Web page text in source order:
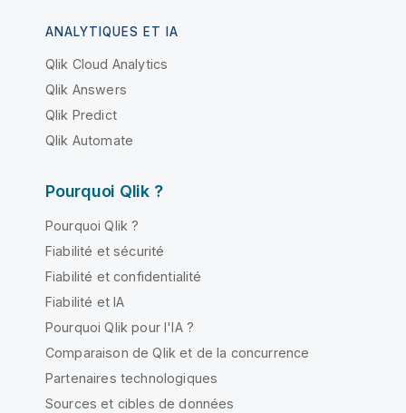
ANALYTIQUES ET IA
Qlik Cloud Analytics
Qlik Answers
Qlik Predict
Qlik Automate
Pourquoi Qlik ?
Pourquoi Qlik ?
Fiabilité et sécurité
Fiabilité et confidentialité
Fiabilité et IA
Pourquoi Qlik pour l'IA ?
Comparaison de Qlik et de la concurrence
Partenaires technologiques
Sources et cibles de données